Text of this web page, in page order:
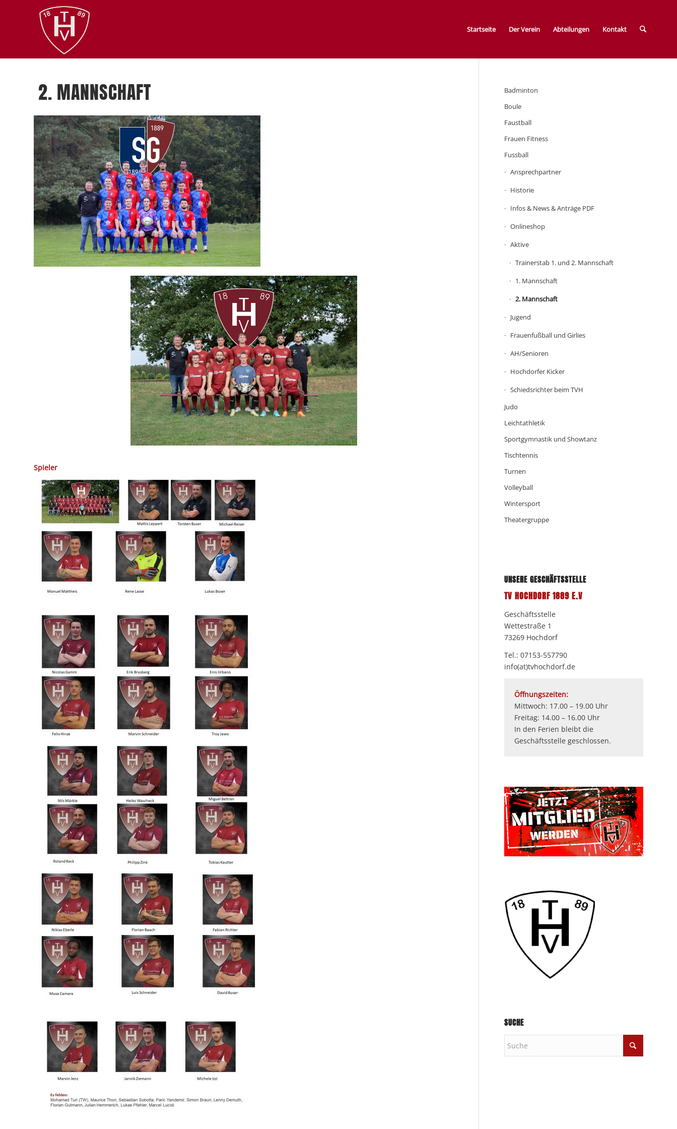
Startseite Der Verein Abteilungen Kontakt
2. MANNSCHAFT
Spieler
Badminton
Boule
Faustball
Frauen Fitness
Fussball
Ansprechpartner
Historie
Infos & News & Anträge PDF
Onlineshop
Aktive
Trainerstab 1. und 2. Mannschaft
1. Mannschaft
2. Mannschaft
Jugend
Frauenfußball und Girlies
AH/Senioren
Hochdorfer Kicker
Schiedsrichter beim TVH
Judo
Leichtathletik
Sportgymnastik und Showtanz
Tischtennis
Turnen
Volleyball
Wintersport
Theatergruppe
UNSERE GESCHÄFTSSTELLE
TV HOCHDORF 1889 E.V
Geschäftsstelle
Wettestraße 1
73269 Hochdorf
Tel.:07153-557790
info(at)tvhochdorf.de
Öffnungszeiten:
Mittwoch: 17.00 – 19.00 Uhr
Freitag: 14.00 – 16.00 Uhr
In den Ferien bleibt die
Geschäftsstelle geschlossen.
SUCHE